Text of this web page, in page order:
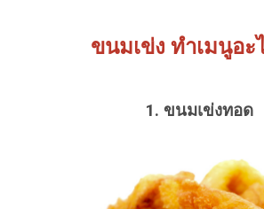
ขนมเข่ง ทำเมนูอะ
1. ขนมเข่งทอด